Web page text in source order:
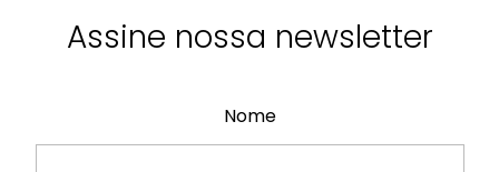
Assine nossa newsletter
Nome